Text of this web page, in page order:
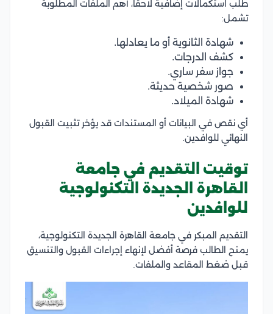
طلب استكمالات إضافية لاحقًا، أهم الملفات المطلوبة
تشمل:
شهادة الثانوية أو ما يعادلها.
كشف الدرجات.
جواز سفر ساري.
صور شخصية حديثة.
شهادة الميلاد.
أي نقص في البيانات أو المستندات قد يؤخر تثبيت القبول
النهائي للوافدين.
توقيت التقديم في جامعة
القاهرة الجديدة التكنولوجية
للوافدين
التقديم المبكر في جامعة القاهرة الجديدة التكنولوجية،
يمنح الطالب فرصة أفضل لإنهاء إجراءات القبول والتنسيق
قبل ضغط المقاعد والملفات.